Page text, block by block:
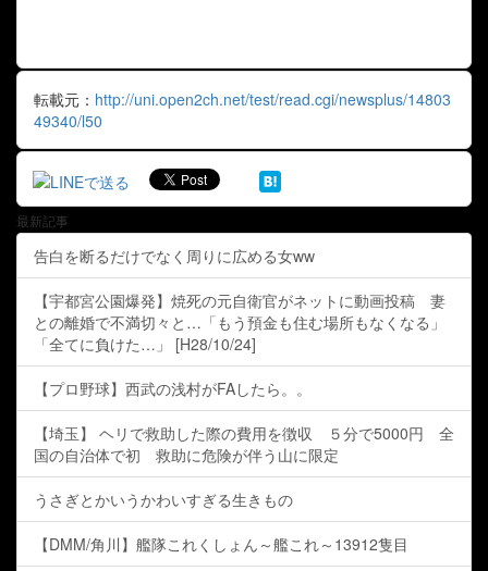
転載元： http://uni.open2ch.net/test/read.cgi/newsplus/14803
49340/l50
最新記事
告白を断るだけでなく周りに広める女ww
【宇都宮公園爆発】焼死の元自衛官がネットに動画投稿 妻
との離婚で不満切々と…「もう預金も住む場所もなくなる」
「全てに負けた…」 [H28/10/24]
【プロ野球】西武の浅村がFAしたら。。
【埼玉】 ヘリで救助した際の費用を徴収 ５分で5000円 全
国の自治体で初 救助に危険が伴う山に限定
うさぎとかいうかわいすぎる生きもの
【DMM/角川】艦隊これくしょん～艦これ～13912隻目